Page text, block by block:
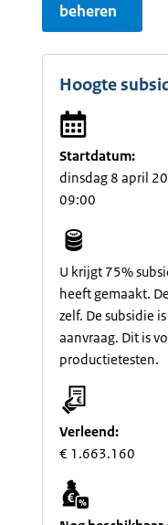
beheren
Hoogte
Startdatum:
dinsdag 8 april
09:00
U krijgt 75%
heeft gemaakt.
zelf. De subsidie
aanvraag. Dit is
productietesten.
Verleend:
€ 1.663.160